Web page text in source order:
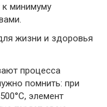
к минимуму
жизни и здоровья
процесса
помнить: при
элемент